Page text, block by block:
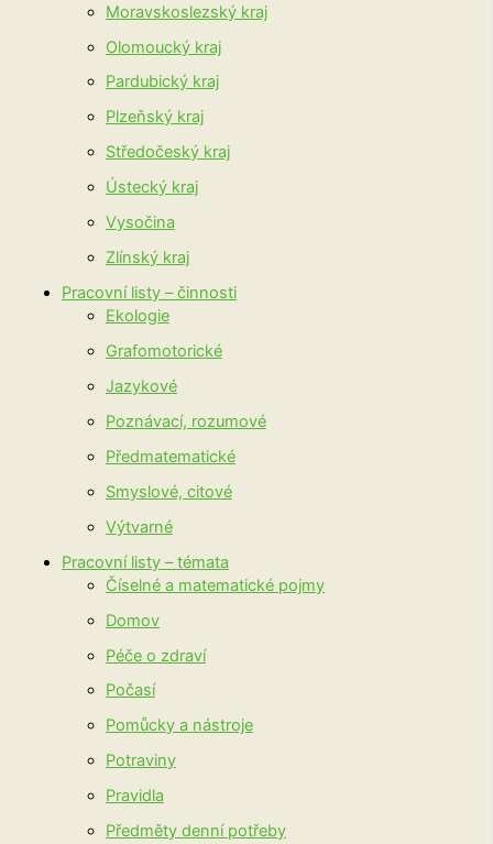
Moravskoslezský kraj
Olomoucký kraj
Pardubický kraj
Plzeňský kraj
Středočeský kraj
Ústecký kraj
Vysočina
Zlínský kraj
Pracovní listy – činnosti
Ekologie
Grafomotorické
Jazykové
Poznávací, rozumové
Předmatematické
Smyslové, citové
Výtvarné
Pracovní listy – témata
Číselné a matematické pojmy
Domov
Péče o zdraví
Počasí
Pomůcky a nástroje
Potraviny
Pravidla
Předměty denní potřeby